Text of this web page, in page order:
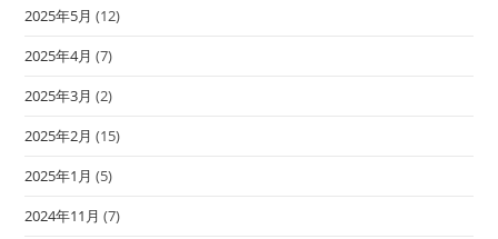
2025年5月 (12)
2025年4月 (7)
2025年3月 (2)
2025年2月 (15)
2025年1月 (5)
2024年11月 (7)